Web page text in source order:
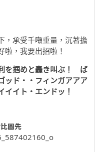
，承受千噸重量，沉著擔
，我要出招啦！
を掴めと轟き叫ぶ！ ば
ッド・・フィンガアアア
イイト・エンドッ！
圖先